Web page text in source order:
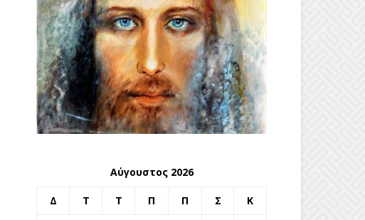
Αύγουστος 2026
Δ Τ Τ Π Π Σ Κ